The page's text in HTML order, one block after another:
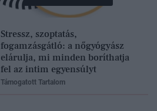
Stressz, szoptatás,
fogamzásgátló: a nőgyógyász
elárulja, mi minden boríthatja
fel az intim egyensúlyt
Támogatott Tartalom